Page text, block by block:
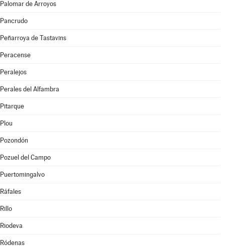
Palomar de Arroyos
Pancrudo
Peñarroya de Tastavins
Peracense
Peralejos
Perales del Alfambra
Pitarque
Plou
Pozondón
Pozuel del Campo
Puertomingalvo
Ráfales
Rillo
Riodeva
Ródenas